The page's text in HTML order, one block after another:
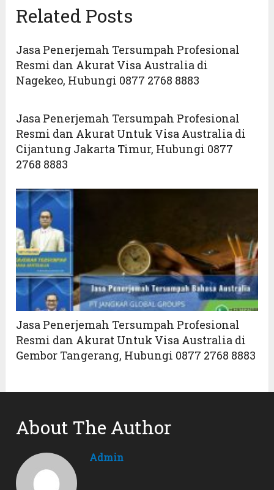
Related Posts
Jasa Penerjemah Tersumpah Profesional
Resmi dan Akurat Visa Australia di
Nagekeo, Hubungi 0877 2768 8883
Jasa Penerjemah Tersumpah Profesional
Resmi dan Akurat Untuk Visa Australia di
Cijantung Jakarta Timur, Hubungi 0877
2768 8883
Jasa Penerjemah Tersumpah Profesional
Resmi dan Akurat Untuk Visa Australia di
Gembor Tangerang, Hubungi 0877 2768 8883
About The Author
Admin